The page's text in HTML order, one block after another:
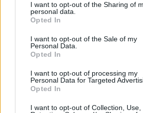
I want to opt-out of the Sharing of
personal data.
Opted In
I want to opt-out of the Sale of my
Personal Data.
Opted In
I want to opt-out of processing my
Personal Data for Targeted
Opted In
I want to opt-out of Collection, Use,
In evidenza